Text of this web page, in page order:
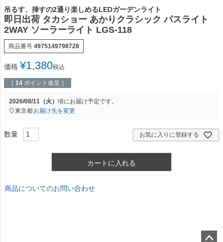
吊るす、挿すの2通り楽しめるLEDガーデンライト
即日出荷 タカショー あかりクラシック パスライト
2WAY ソーラーライト LGS-118
商品番号 4975149798728
価格 ¥1,380税込
［ 14 ポイント進呈 ］
2026/08/11（火） 頃にお届け予定です。
東京都お届け先を変更
お気に入りに登録する
カートに入れる
商品についてのお問い合わせ